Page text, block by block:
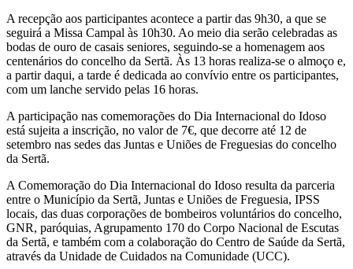
A recepção aos participantes acontece a partir das 9h30, a que se
seguirá a Missa Campal às 10h30. Ao meio dia serão celebradas as
bodas de ouro de casais seniores, seguindo-se a homenagem aos
centenários do concelho da Sertã. Às 13 horas realiza-se o almoço e,
a partir daqui, a tarde é dedicada ao convívio entre os participantes,
com um lanche servido pelas 16 horas.
A participação nas comemorações do Dia Internacional do Idoso
está sujeita a inscrição, no valor de 7€, que decorre até 12 de
setembro nas sedes das Juntas e Uniões de Freguesias do concelho
da Sertã.
A Comemoração do Dia Internacional do Idoso resulta da parceria
entre o Município da Sertã, Juntas e Uniões de Freguesia, IPSS
locais, das duas corporações de bombeiros voluntários do concelho,
GNR, paróquias, Agrupamento 170 do Corpo Nacional de Escutas
da Sertã, e também com a colaboração do Centro de Saúde da Sertã,
através da Unidade de Cuidados na Comunidade (UCC).